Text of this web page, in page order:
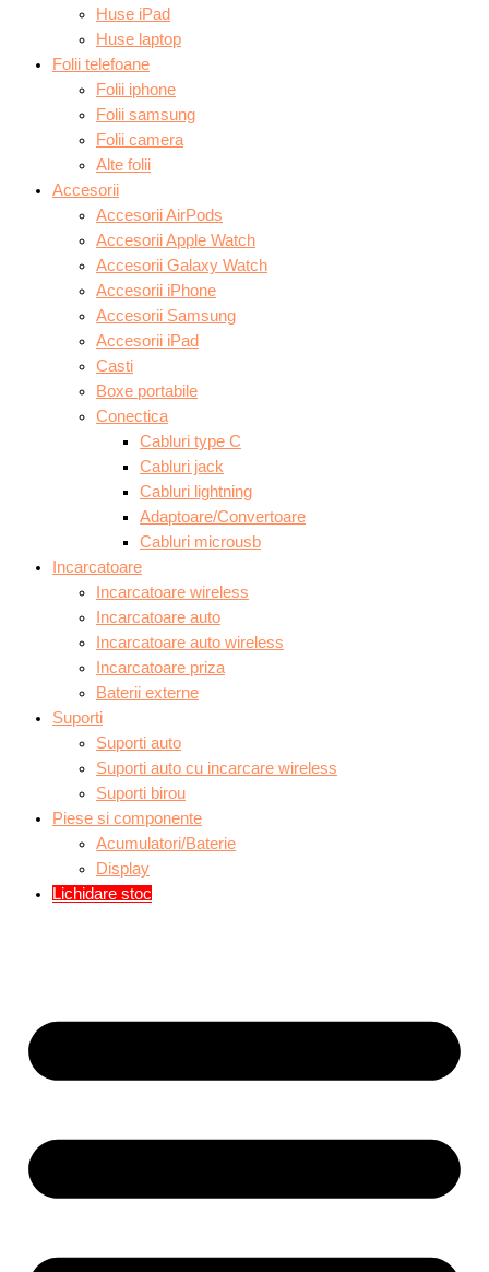
Huse iPad
Huse laptop
Folii telefoane
Folii iphone
Folii samsung
Folii camera
Alte folii
Accesorii
Accesorii AirPods
Accesorii Apple Watch
Accesorii Galaxy Watch
Accesorii iPhone
Accesorii Samsung
Accesorii iPad
Casti
Boxe portabile
Conectica
Cabluri type C
Cabluri jack
Cabluri lightning
Adaptoare/Convertoare
Cabluri microusb
Incarcatoare
Incarcatoare wireless
Incarcatoare auto
Incarcatoare auto wireless
Incarcatoare priza
Baterii externe
Suporti
Suporti auto
Suporti auto cu incarcare wireless
Suporti birou
Piese si componente
Acumulatori/Baterie
Display
Lichidare stoc